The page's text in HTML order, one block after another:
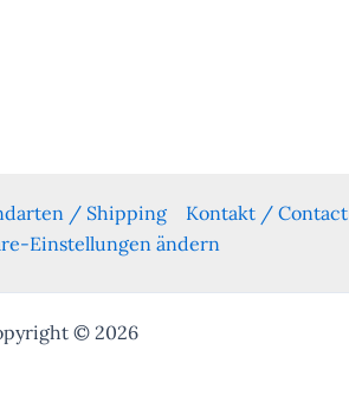
/ Shipping Kontakt / Contact
Einstellungen ändern
© 2026